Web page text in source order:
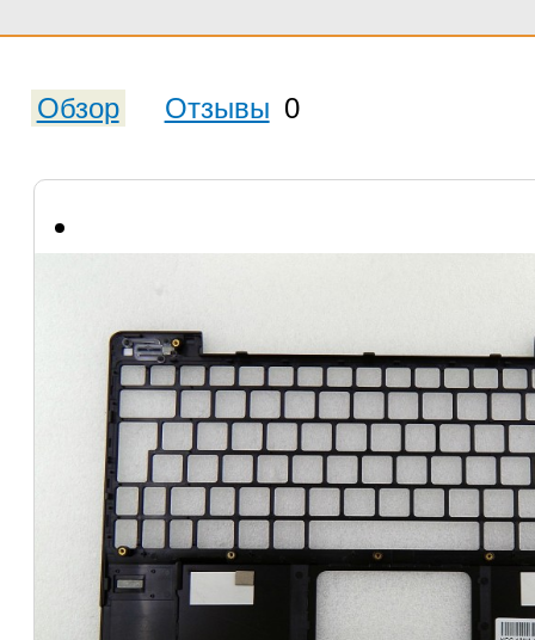
Обзор Отзывы 0